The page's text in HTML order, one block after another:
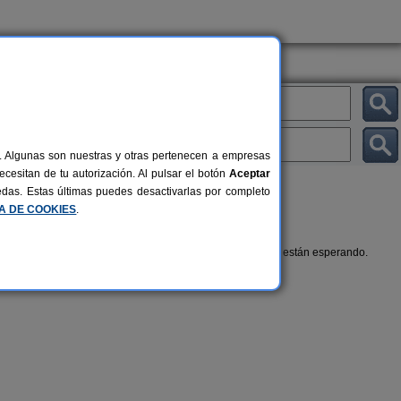
relax en esta selección de
que te están esperando.
son nuestras y otras pertenecen a empresas
de tu autorización. Al pulsar el botón Aceptar
Estas últimas puedes desactivarlas por completo
DE COOKIES.